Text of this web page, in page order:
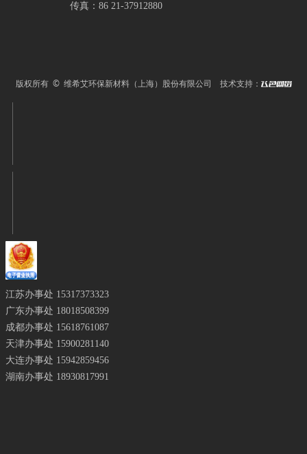
版权所有 © 维希艾环保新材料（上海）股份有限公司 技术支持：
江苏办事处 15317373323
广东办事处 18018508399
成都办事处 15618761087
天津办事处 15900281140
大连办事处 15942859456
湖南办事处 18930817991
传真：86 21-37912880